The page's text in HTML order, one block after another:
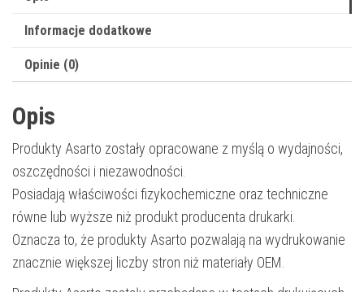
black
Informacje dodatkowe
Opinie (0)
Opis
Produkty Asarto zostały opracowane z myślą o wydajności,
oszczędności i niezawodności.
Posiadają właściwości fizykochemiczne oraz techniczne
równe lub wyższe niż produkt producenta drukarki.
Oznacza to, że produkty Asarto pozwalają na wydrukowanie
znacznie większej liczby stron niż materiały OEM.